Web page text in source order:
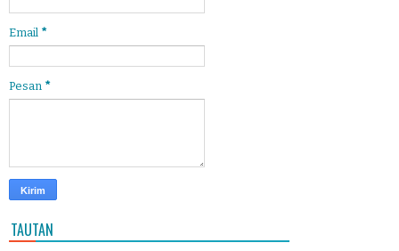
Email *
Pesan *
TAUTAN